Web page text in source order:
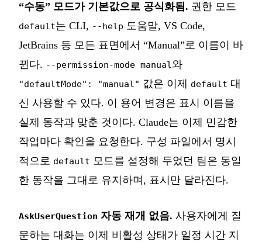
“수동” 모드가 기본값으로 공식화됨. 권한 모드
default는 CLI, --help 도움말, VS Code,
JetBrains 등 모든 표면에서 “Manual”로 이름이 바
뀐다. --permission-mode manual와
"defaultMode": "manual" 값은 이제 default 대
신 사용할 수 있다. 이 용어 변경은 표시 이름을
실제 동작과 맞춘 것이다. Claude는 이제 민감한
작업마다 확인을 요청한다. 구성 파일에서 명시
적으로 default 모드를 설정해 두었던 팀은 동일
한 동작을 그대로 유지하며, 표시만 달라진다.
AskUserQuestion 자동 재개 없음. 사용자에게 질
문하는 대화는 이제 비활성 상태가 일정 시간 지